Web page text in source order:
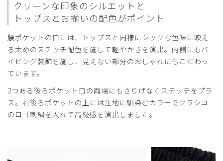
生地についてはもう少しサラッと軽くしてほしい
イビー/S
役に立った 0
​1 ​2
クリーンな印象のシルエットと
トップスとお揃いの配色がポイント
腰ポケットの口には、トップスと同様にシックな色味に映え
る太めのステッチ配色を施して軽やかさを演出。内側にもパ
イピング装飾を施し、見えない部分のおしゃれにもこだわっ
ています。
2つある後ろポケット口の両端にもさりげなくステッチをプラ
ス。右後ろポケットの上には生地に馴染むカラーでクラシコ
のロゴ刺繍を入れて高級感を演出しました。